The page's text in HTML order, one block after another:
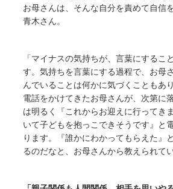
お母さんは、そんな自分を責めて自信
青木さん。
「マイナスの気持ちが、言葉にするこ
す。気持ちを言葉にする過程で、お母
んでいることは何かに気づくこともあ
電話をかけてきたお母さんが、次第に
は明るく『これからお迎えに行ってき
いて子どもを抱っこできそうです』と
ります。『誰かにわかってもらえた』
るのだなと、お母さんから教えられてい